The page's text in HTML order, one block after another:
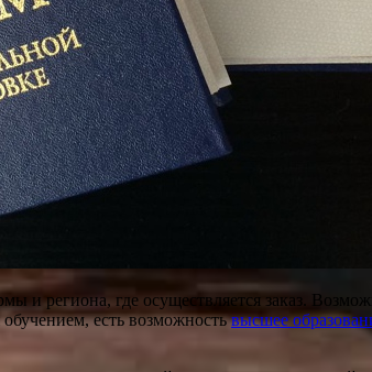
и региона, где осуществляется заказ.
обучением, есть возможностьвысшее